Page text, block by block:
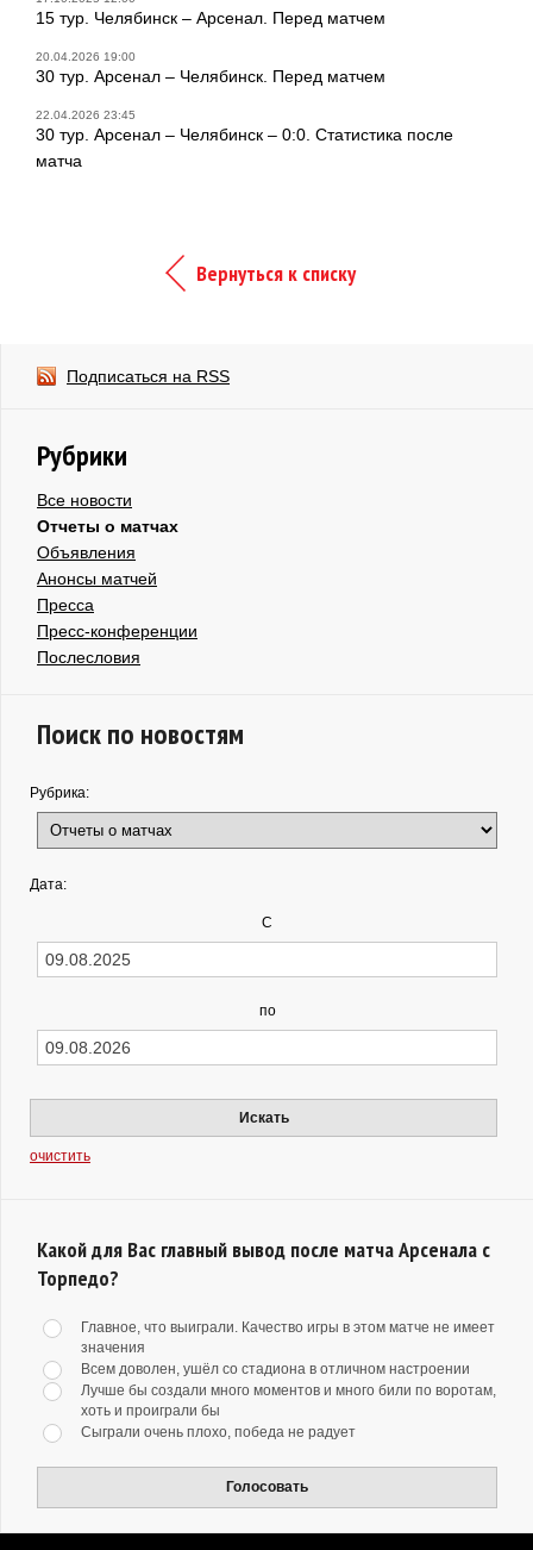
15 тур. Челябинск – Арсенал. Перед матчем
20.04.2026 19:00
30 тур. Арсенал – Челябинск. Перед матчем
22.04.2026 23:45
30 тур. Арсенал – Челябинск – 0:0. Статистика после
матча
Вернуться к списку
Подписаться на RSS
Рубрики
Все новости
Отчеты о матчах
Объявления
Анонсы матчей
Пресса
Пресс-конференции
Послесловия
Поиск по новостям
Рубрика:
Дата:
С
по
Искать
очистить
Какой для Вас главный вывод после матча Арсенала с
Торпедо?
Главное, что выиграли. Качество игры в этом матче не имеет
значения
Всем доволен, ушёл со стадиона в отличном настроении
Лучше бы создали много моментов и много били по воротам,
хоть и проиграли бы
Сыграли очень плохо, победа не радует
Голосовать